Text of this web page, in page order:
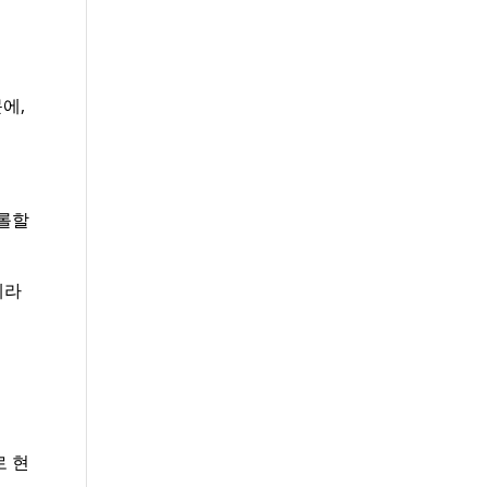
,
할
라
현